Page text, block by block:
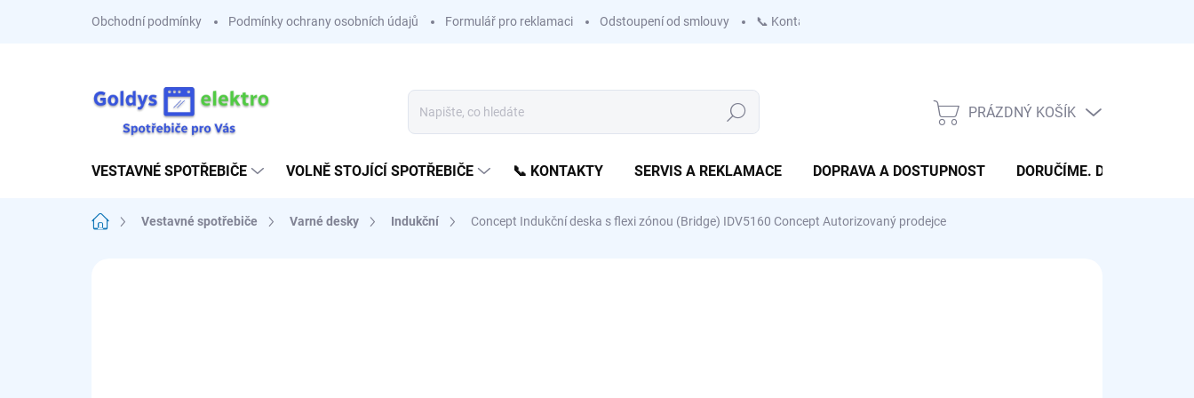
Obchodní podmínky Podmínky ochrany osobních údajů Formulář pro reklamaci Odstoupení od smlouvy 📞 Kontakty
Hledat
NÁKUPNÍ
PRÁZDNÝ KOŠÍK
VESTAVNÉ SPOTŘEBIČE VOLNĚ STOJÍCÍ SPOTŘEBIČE 📞 KONTAKTY SERVIS A REKLAMACE DOPRAVA A DOSTUPNOST DORUČÍME. DONESEME.
Domů Vestavné spotřebiče Varné desky Indukční Concept Indukční deska s flexi zónou (Bridge) IDV5160 Concept Autorizovaný prodejce